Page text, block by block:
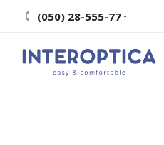
(050) 28-555-77